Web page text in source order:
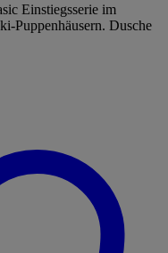
Einstiegsserie im
Puppenhäusern. Dusche